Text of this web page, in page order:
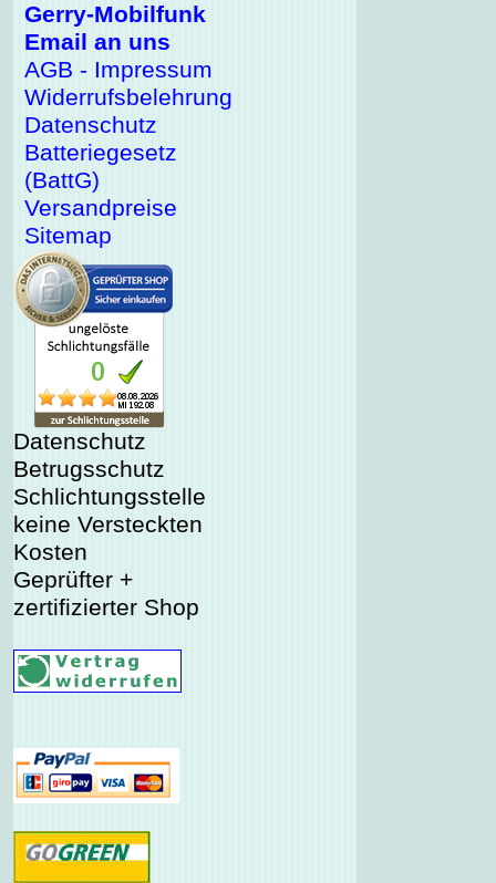
Gerry-Mobilfunk
Email an uns
AGB - Impressum
Widerrufsbelehrung
Datenschutz
Batteriegesetz
(BattG)
Versandpreise
Sitemap
Datenschutz
Betrugsschutz
Schlichtungsstelle
keine Versteckten
Kosten
Geprüfter +
zertifizierter Shop